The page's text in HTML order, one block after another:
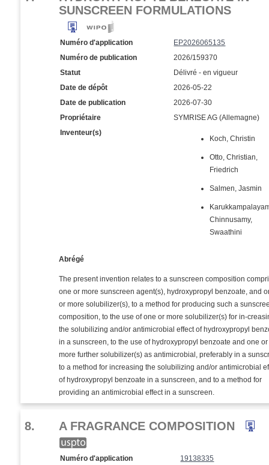
SUNSCREEN FORMULATIONS
Numéro d'application
EP2026065135
Numéro de publication
2026/159370
Statut
Délivré - en vigueur
Date de dépôt
2026-05-22
Date de publication
2026-07-30
Propriétaire
SYMRISE AG (Allemagne)
Inventeur(s)
Koch, Christin
Otto, Christian,
Friedrich
Salmen, Jasmin
Chinnusamy,
Swaathini
Abrégé
The present invention relates to a sunscreen composition
one or more sunscreen agent(s), hydroxypropyl benzoate, and
or more solubilizer(s), to a method for producing such a
composition, to the use of one or more solubilizer(s) for in-
the solubilizing and/or antimicrobial effect of hydroxypropyl
in a sunscreen, to the use of hydroxypropyl benzoate and one or
more further solubilizer(s) as antimicrobial, preferably in a
to a method for increasing the solubilizing and/or antimicrobial
of hydroxypropyl benzoate in a sunscreen, and to a method for
providing an antimicrobial effect in a sunscreen.
8. A FRAGRANCE COMPOSITION
Numéro d'application
19138335